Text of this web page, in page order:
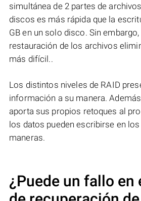
simultánea de 2 partes de
discos es más rápida que la
GB en un solo disco. Sin
restauración de los archivos
más difícil..
Los distintos niveles de RAID
información a su manera.
aporta sus propios retoques al
los datos pueden escribirse en
maneras.
¿Puede un fallo en